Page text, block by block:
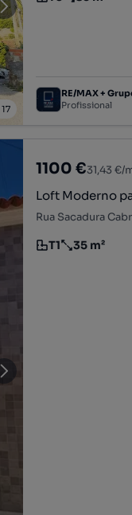
17
Tipologia
Preço por metro
RE/MAX +
Profissional
1100 €31,43 €/
Loft Moderno
Rua Sacadura
Tipologia
T1
Preço por metro
35 m²